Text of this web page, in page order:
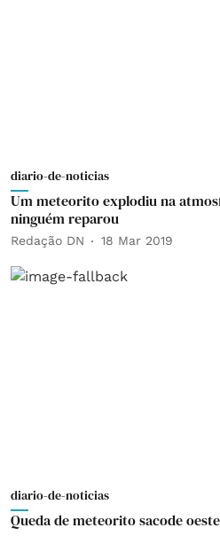
diario-de-noticias
Um meteorito explodiu na
ninguém reparou
Redação DN 18 Mar 2019
diario-de-noticias
Queda de meteorito sacode